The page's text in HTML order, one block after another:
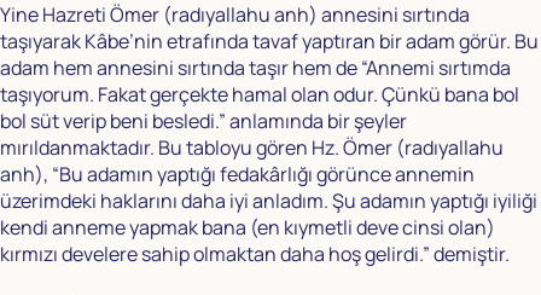
Yine Hazreti Ömer (radıyallahu anh) annesini sırtında
taşıyarak Kâbe’nin etrafında tavaf yaptıran bir adam görür. Bu
adam hem annesini sırtında taşır hem de “Annemi sırtımda
taşıyorum. Fakat gerçekte hamal olan odur. Çünkü bana bol
bol süt verip beni besledi.” anlamında bir şeyler
mırıldanmaktadır. Bu tabloyu gören Hz. Ömer (radıyallahu
anh), “Bu adamın yaptığı fedakârlığı görünce annemin
üzerimdeki haklarını daha iyi anladım. Şu adamın yaptığı iyiliği
kendi anneme yapmak bana (en kıymetli deve cinsi olan)
kırmızı develere sahip olmaktan daha hoş gelirdi.” demiştir.